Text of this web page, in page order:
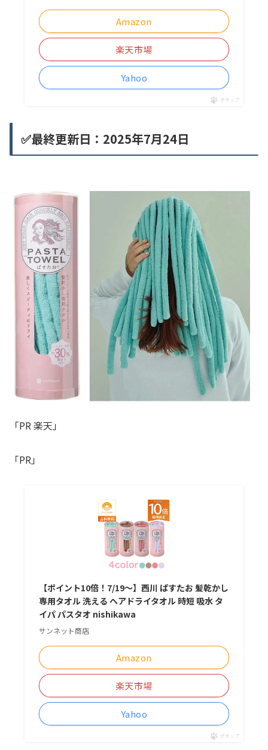
Amazon
楽天市場
Yahoo
ポチップ
✅最終更新日：2025年7月24日
「PR 楽天」
「PR」
【ポイント10倍！7/19〜】西川 ぱすたお 髪乾かし
専用タオル 洗える ヘアドライタオル 時短 吸水 タ
イパ パスタオ nishikawa
サンネット商店
Amazon
楽天市場
Yahoo
ポチップ